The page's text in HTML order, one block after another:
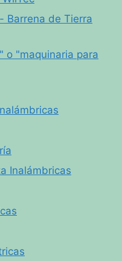
Barrena de Tierra
o "maquinaria para
Inalámbricas